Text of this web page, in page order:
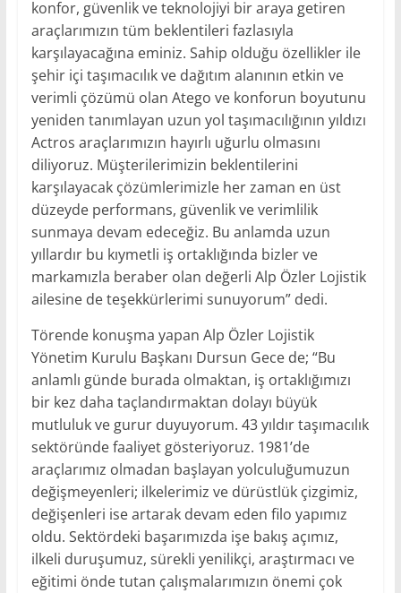
konfor, güvenlik ve teknolojiyi bir araya getiren
araçlarımızın tüm beklentileri fazlasıyla
karşılayacağına eminiz. Sahip olduğu özellikler ile
şehir içi taşımacılık ve dağıtım alanının etkin ve
verimli çözümü olan Atego ve konforun boyutunu
yeniden tanımlayan uzun yol taşımacılığının yıldızı
Actros araçlarımızın hayırlı uğurlu olmasını
diliyoruz. Müşterilerimizin beklentilerini
karşılayacak çözümlerimizle her zaman en üst
düzeyde performans, güvenlik ve verimlilik
sunmaya devam edeceğiz. Bu anlamda uzun
yıllardır bu kıymetli iş ortaklığında bizler ve
markamızla beraber olan değerli Alp Özler Lojistik
ailesine de teşekkürlerimi sunuyorum” dedi.
Törende konuşma yapan Alp Özler Lojistik
Yönetim Kurulu Başkanı Dursun Gece de; “Bu
anlamlı günde burada olmaktan, iş ortaklığımızı
bir kez daha taçlandırmaktan dolayı büyük
mutluluk ve gurur duyuyorum. 43 yıldır taşımacılık
sektöründe faaliyet gösteriyoruz. 1981’de
araçlarımız olmadan başlayan yolculuğumuzun
değişmeyenleri; ilkelerimiz ve dürüstlük çizgimiz,
değişenleri ise artarak devam eden filo yapımız
oldu. Sektördeki başarımızda işe bakış açımız,
ilkeli duruşumuz, sürekli yenilikçi, araştırmacı ve
eğitimi önde tutan çalışmalarımızın önemi çok